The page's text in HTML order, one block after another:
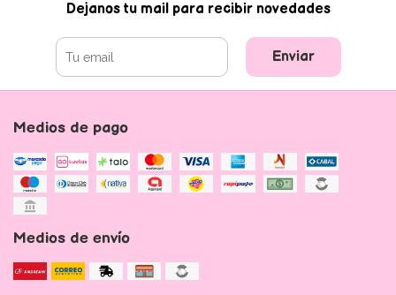
Dejanos tu mail para recibir novedades
Enviar
Medios de pago
Medios de envío